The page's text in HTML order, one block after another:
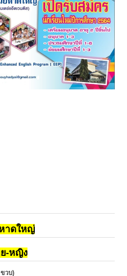
าดใหญ่
-หญิง
วบ)